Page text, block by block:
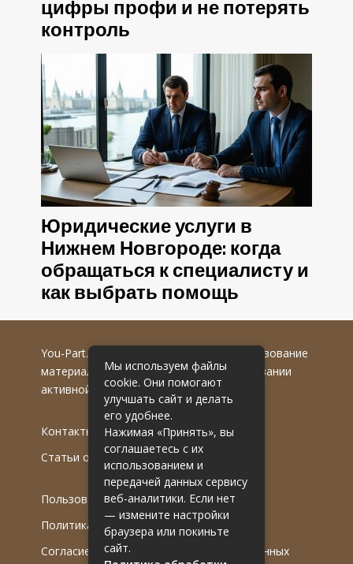
цифры профи и не потерять
контроль
Юридические услуги в
Нижнем Новгороде: когда
обращаться к специалисту и
как выбрать помощь
You-Part.ru
© 2016-2022 гг. Любое использование
материалов допускается только при указании
активной гиперссылки на первоисточник.
Контакты
Статьи от эксперта
Пользовательское соглашение
Политика обработки ПДн
Согласие на обработку персональных данных
Мы используем файлы
cookie. Они помогают
улучшать сайт и делать
его удобнее.
Нажимая «Принять», вы
соглашаетесь с их
использованием и
передачей данных сервису
веб-аналитики. Если нет
— измените настройки
браузера или покиньте
сайт.